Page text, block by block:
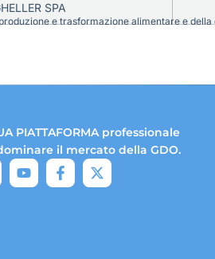
SPA
e trasformazione alimentare e
PIATTAFORMA professionale
il mercato della GDO.